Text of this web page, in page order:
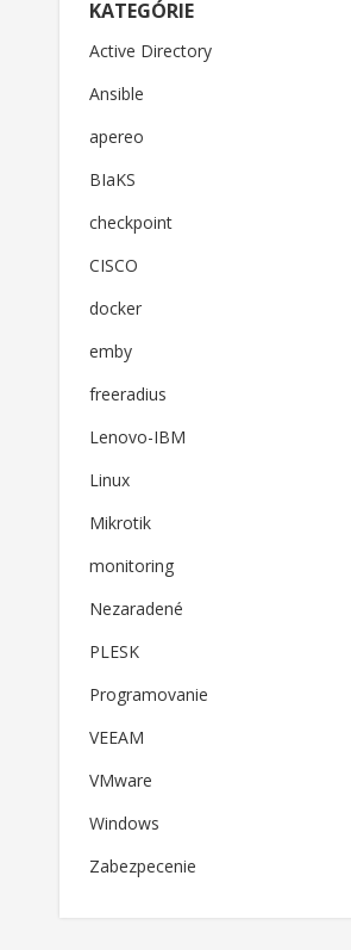
KATEGÓRIE
Active Directory
Ansible
apereo
BIaKS
checkpoint
CISCO
docker
emby
freeradius
Lenovo-IBM
Linux
Mikrotik
monitoring
Nezaradené
PLESK
Programovanie
VEEAM
VMware
Windows
Zabezpecenie